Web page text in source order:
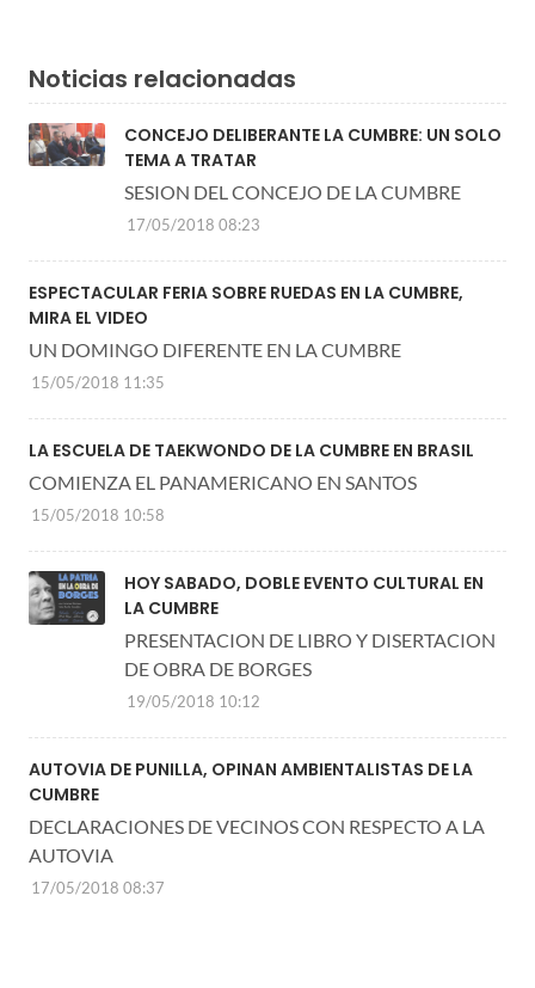
Noticias relacionadas
CONCEJO DELIBERANTE LA CUMBRE: UN SOLO
TEMA A TRATAR
SESION DEL CONCEJO DE LA CUMBRE
17/05/2018 08:23
ESPECTACULAR FERIA SOBRE RUEDAS EN LA CUMBRE,
MIRA EL VIDEO
UN DOMINGO DIFERENTE EN LA CUMBRE
15/05/2018 11:35
LA ESCUELA DE TAEKWONDO DE LA CUMBRE EN BRASIL
COMIENZA EL PANAMERICANO EN SANTOS
15/05/2018 10:58
HOY SABADO, DOBLE EVENTO CULTURAL EN
LA CUMBRE
PRESENTACION DE LIBRO Y DISERTACION
DE OBRA DE BORGES
19/05/2018 10:12
AUTOVIA DE PUNILLA, OPINAN AMBIENTALISTAS DE LA
CUMBRE
DECLARACIONES DE VECINOS CON RESPECTO A LA
AUTOVIA
17/05/2018 08:37